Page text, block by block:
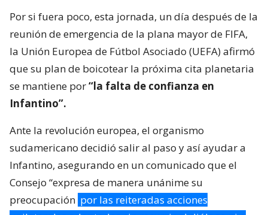
Por si fuera poco, esta jornada, un día después de la
reunión de emergencia de la plana mayor de FIFA,
la Unión Europea de Fútbol Asociado (UEFA) afirmó
que su plan de boicotear la próxima cita planetaria
se mantiene por“la falta de confianza en
Infantino”.
Ante la revolución europea, el organismo
sudamericano decidió salir al paso y así ayudar a
Infantino, asegurando en un comunicado que el
Consejo “expresa de manera unánime su
preocupación por las reiteradas acciones